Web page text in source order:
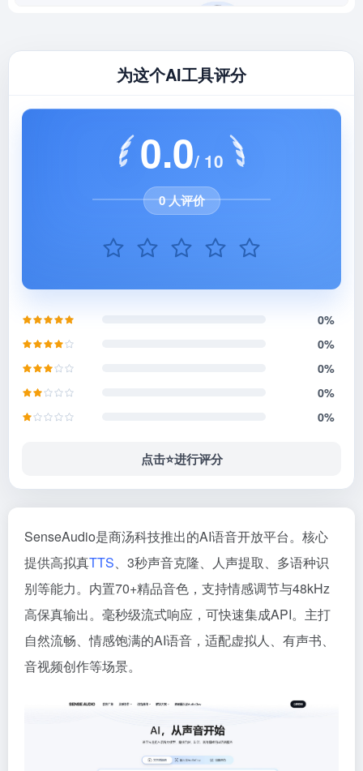
为这个AI工具评分
0.0/ 10
0 人评价
0%
0%
0%
0%
0%
点击⭐️进行评分
SenseAudio是商汤科技推出的AI语音开放平台。核心
提供高拟真TTS、3秒声音克隆、人声提取、多语种识
别等能力。内置70+精品音色，支持情感调节与48kHz
高保真输出。毫秒级流式响应，可快速集成API。主打
自然流畅、情感饱满的AI语音，适配虚拟人、有声书、
音视频创作等场景。